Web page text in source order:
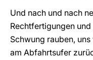
Und nach und nach
Rechtfertigungen
Schwung rauben,
am Abfahrtsufer